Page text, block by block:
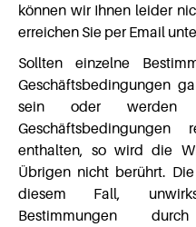
können wir Ihnen leider
erreichen Sie per Email
Sollten einzelne
Geschäftsbedingungen
sein oder werden
Geschäftsbedingungen
enthalten, so wird die
Übrigen nicht berührt.
diesem Fall,
Bestimmungen